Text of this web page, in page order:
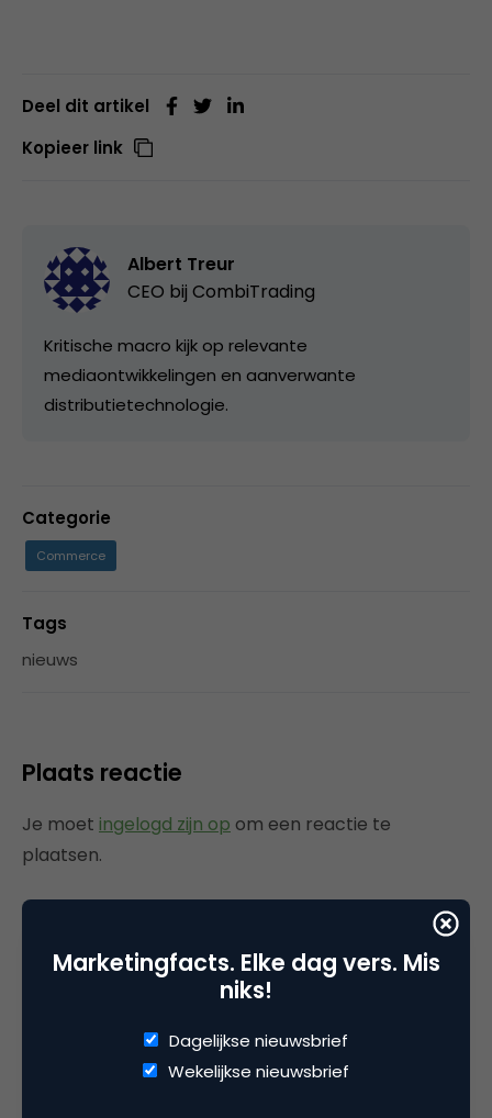
Deel dit artikel
Kopieer link
Albert Treur
CEO bij CombiTrading
Kritische macro kijk op relevante
mediaontwikkelingen en aanverwante
distributietechnologie.
Categorie
Commerce
Tags
nieuws
Plaats reactie
Je moet ingelogd zijn op om een reactie te
plaatsen.
Gerelateerde artikelen
Rebel with or without a cause?
Wake-upcall voor ontwerpers
en merkeigenaren
Marketingfacts. Elke dag vers. Mis
niks!
Dagelijkse nieuwsbrief
Wekelijkse nieuwsbrief